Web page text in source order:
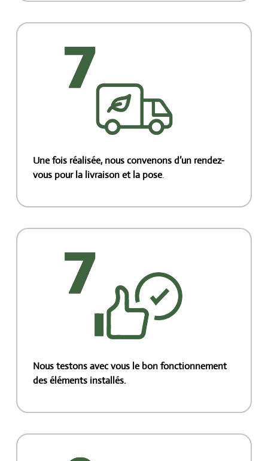
Une fois réalisée, nous convenons d’un rendez-
vous pour la livraison et la pose.
Nous testons avec vous le bon fonctionnement
des éléments installés.